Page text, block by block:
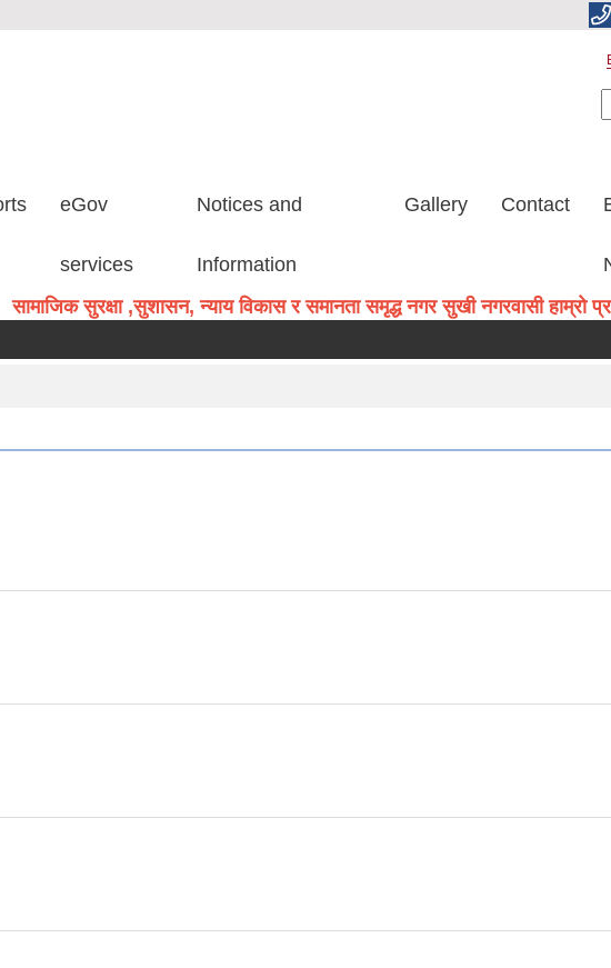
eGov
services
Notices and
Information
Gallery Contact
सामाजिक सुरक्षा ,सुशासन, न्याय विकास र समानता समृद्ध नगर सुखी नगरवासी हाम्रो